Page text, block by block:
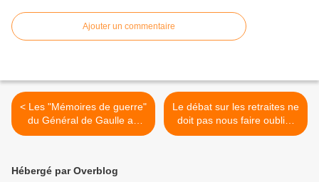
Ajouter un commentaire
< Les "Mémoires de guerre"
du Général de Gaulle au
programme du bac : il n'y a
Le débat sur les retraites ne
doit pas nous faire oublier
la situation des jeunes
Hébergé par Overblog